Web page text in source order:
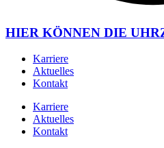
HIER KÖNNEN DIE
Karriere
Aktuelles
Kontakt
Karriere
Aktuelles
Kontakt